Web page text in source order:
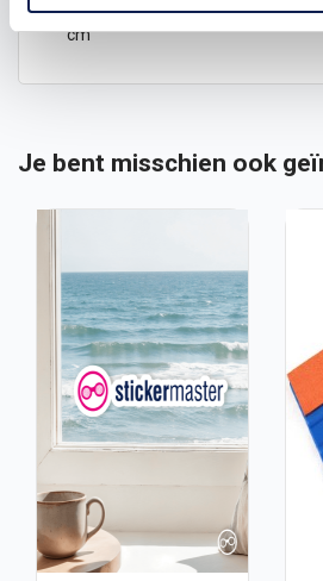
4 BMX Redline Sticker Set Blauw
cm
Je bent misschien ook